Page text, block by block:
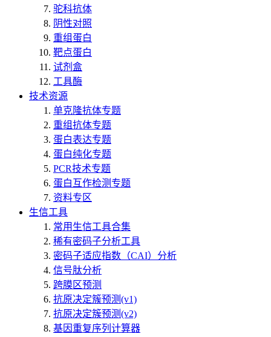
驼科抗体
阴性对照
重组蛋白
靶点蛋白
试剂盒
工具酶
技术资源
单克隆抗体专题
重组抗体专题
蛋白表达专题
蛋白纯化专题
PCR技术专题
蛋白互作检测专题
资料专区
生信工具
常用生信工具合集
稀有密码子分析工具
密码子适应指数（CAI）分析
信号肽分析
跨膜区预测
抗原决定簇预测(v1)
抗原决定簇预测(v2)
基因重复序列计算器